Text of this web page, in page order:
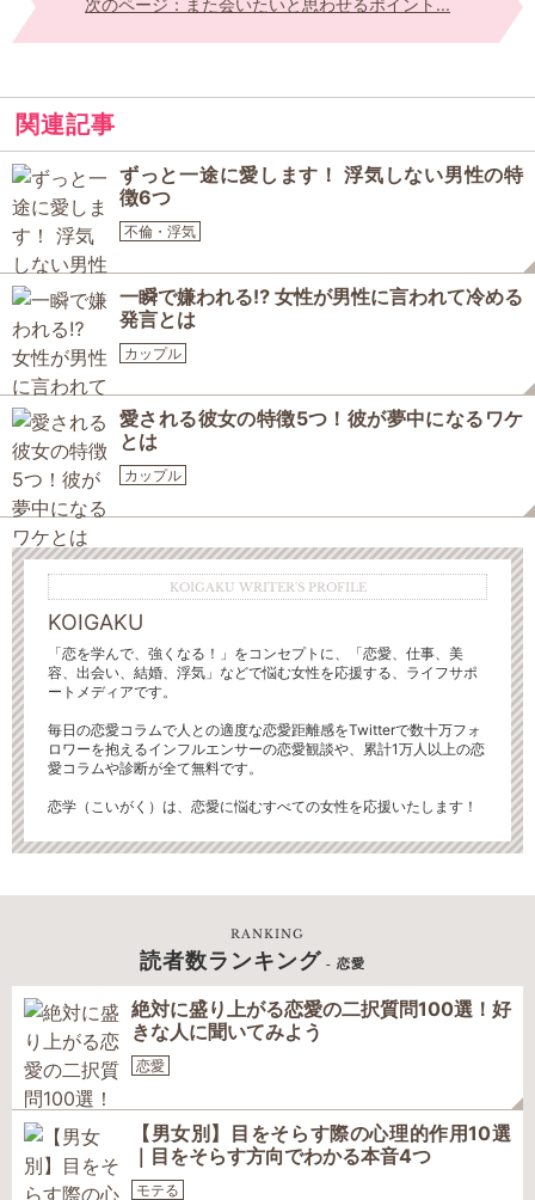
次のページ：また会いたいと思わせるポイント...
関連記事
ずっと一途に愛します！ 浮気しない男性の特
徴6つ
不倫・浮気
一瞬で嫌われる⁉ 女性が男性に言われて冷める
発言とは
カップル
愛される彼女の特徴5つ！彼が夢中になるワケ
とは
カップル
KOIGAKU WRITER'S PROFILE
KOIGAKU
「恋を学んで、強くなる！」をコンセプトに、「恋愛、仕事、美
容、出会い、結婚、浮気」などで悩む女性を応援する、ライフサポ
ートメディアです。
毎日の恋愛コラムで人との適度な恋愛距離感をTwitterで数十万フォ
ロワーを抱えるインフルエンサーの恋愛観談や、累計1万人以上の恋
愛コラムや診断が全て無料です。
恋学（こいがく）は、恋愛に悩むすべての女性を応援いたします！
RANKING
読者数ランキング - 恋愛
絶対に盛り上がる恋愛の二択質問100選！好
きな人に聞いてみよう
恋愛
【男女別】目をそらす際の心理的作用10選
｜目をそらす方向でわかる本音4つ
モテる